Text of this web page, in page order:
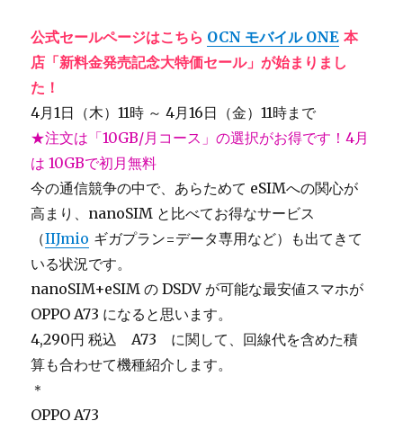
公式セールページはこちら OCN モバイル ONE 本
店「新料金発売記念大特価セール」が始まりまし
た！
4月1日（木）11時 ～ 4月16日（金）11時まで
★注文は「10GB/月コース」の選択がお得です！4月
は 10GBで初月無料
今の通信競争の中で、あらためて eSIMへの関心が
高まり、nanoSIM と比べてお得なサービス
（IIJmio ギガプラン=データ専用など）も出てきて
いる状況です。
nanoSIM+eSIM の DSDV が可能な最安値スマホが
OPPO A73 になると思います。
4,290円 税込 A73 に関して、回線代を含めた積
算も合わせて機種紹介します。
＊
OPPO A73